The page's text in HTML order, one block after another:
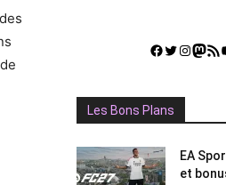
Facebook
TwitterFlux
Les Bons Plans
EA
et